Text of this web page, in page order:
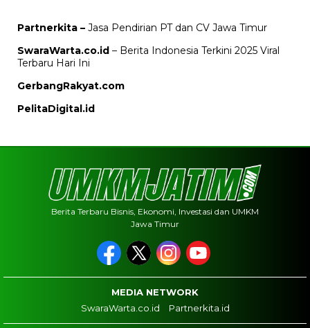
Partnerkita – Jasa Pendirian PT dan CV Jawa Timur
SwaraWarta.co.id – Berita Indonesia Terkini 2025 Viral
Terbaru Hari Ini
GerbangRakyat.com
PelitaDigital.id
Berita Terbaru Bisnis, Ekonomi, Investasi dan UMKM
Jawa Timur
MEDIA NETWORK
SwaraWarta.co.id
Partnerkita.id